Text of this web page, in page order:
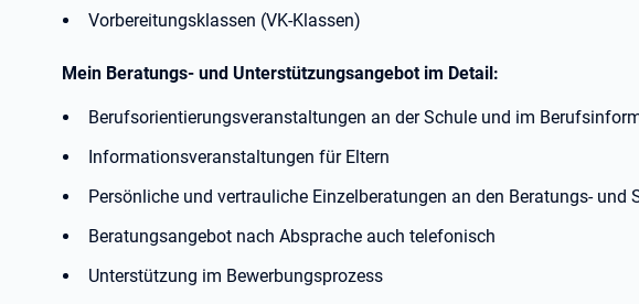
Vorbereitungsklassen (VK-Klassen)
Mein Beratungs- und Unterstützungsangebot im Detail:
Berufsorientierungsveranstaltungen an der Schule und im
Informationsveranstaltungen für Eltern
Persönliche und vertrauliche Einzelberatungen an den Beratungs- und
Beratungsangebot nach Absprache auch telefonisch
Unterstützung im Bewerbungsprozess